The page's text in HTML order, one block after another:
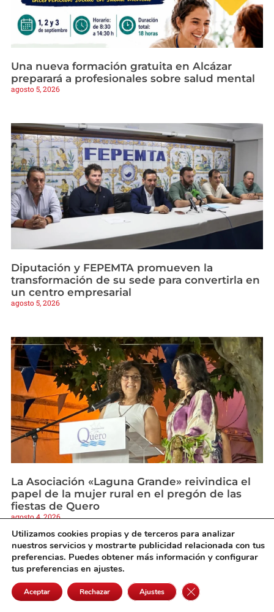
Una nueva formación gratuita en Alcázar
preparará a profesionales sobre salud mental
agosto 5, 2026
Diputación y FEPEMTA promueven la
transformación de su sede para convertirla en
un centro empresarial
agosto 5, 2026
La Asociación «Laguna Grande» reivindica el
papel de la mujer rural en el pregón de las
fiestas de Quero
agosto 4, 2026
Utilizamos cookies propias y de terceros para analizar
nuestros servicios y mostrarte publicidad relacionada con tus
preferencias. Puedes obtener más información y configurar
tus preferencias en ajustes.
Aceptar Rechazar Ajustes Cerrar el banner de